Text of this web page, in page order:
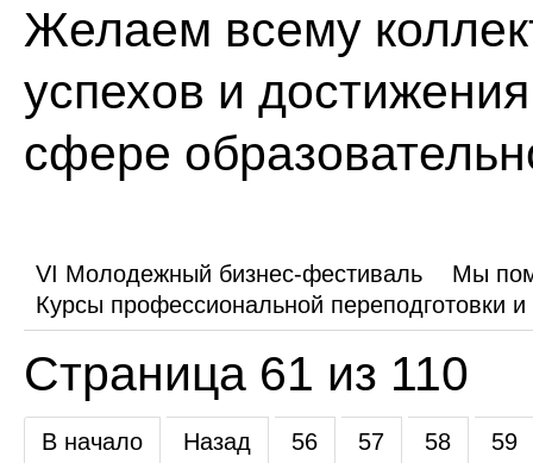
Желаем всему
успехов и
сфере
VI Молодежный бизнес-фестиваль
Мы
Курсы профессиональной переподготовки
Страница 61 из 110
В начало Назад 56 57 58 59